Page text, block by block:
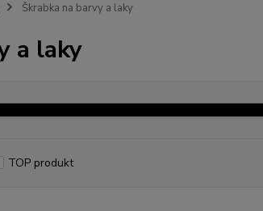
Škrabka na barvy a laky
a laky
TOP produkt